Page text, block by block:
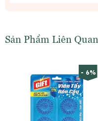
Sản Phẩm Liên Quan
- 6%